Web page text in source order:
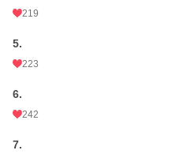
週間ポイント
月間ポイント
累計ポイント
219
5.
223
6.
242
7.